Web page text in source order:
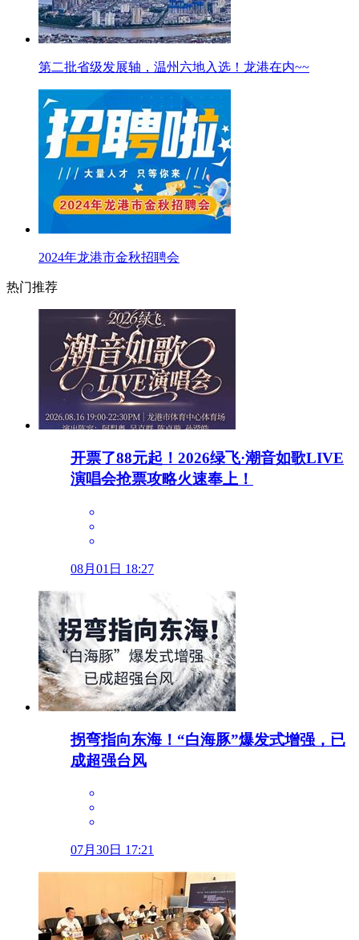
第二批省级发展轴，温州六地入选！龙港在内~~
2024年龙港市金秋招聘会
热门推荐
开票了88元起！2026绿飞·潮音如歌LIVE
演唱会抢票攻略火速奉上！
08月01日 18:27
拐弯指向东海！“白海豚”爆发式增强，已
成超强台风
07月30日 17:21